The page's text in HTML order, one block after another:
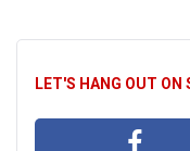
LET'S HANG OUT ON